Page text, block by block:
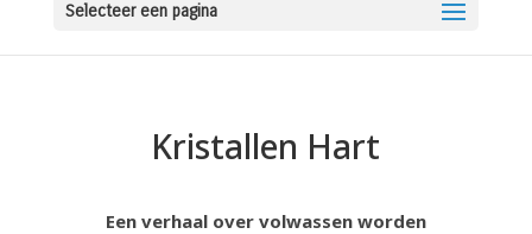
Selecteer een pagina
Kristallen Hart
Een verhaal over volwassen worden